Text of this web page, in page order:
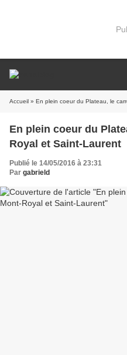
Accueil » En plein coeur du Plateau, le
En plein coeur du
Royal et Saint-Laurent
Publié le 14/05/2016 à 23:31
Par gabrield